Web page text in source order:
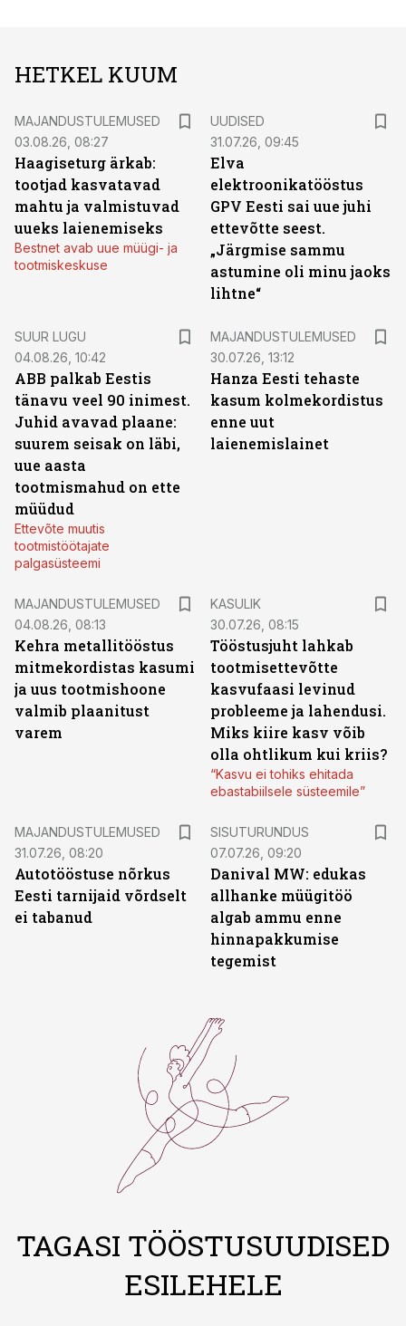
HETKEL KUUM
MAJANDUSTULEMUSED
03.08.26, 08:27
Haagiseturg ärkab:
tootjad kasvatavad
mahtu ja valmistuvad
uueks laienemiseks
Bestnet avab uue müügi- ja
tootmiskeskuse
UUDISED
31.07.26, 09:45
Elva
elektroonikatööstus
GPV Eesti sai uue juhi
ettevõtte seest.
„Järgmise sammu
astumine oli minu jaoks
lihtne“
SUUR LUGU
04.08.26, 10:42
ABB palkab Eestis
tänavu veel 90 inimest.
Juhid avavad plaane:
suurem seisak on läbi,
uue aasta
tootmismahud on ette
müüdud
Ettevõte muutis
tootmistöötajate
palgasüsteemi
MAJANDUSTULEMUSED
30.07.26, 13:12
Hanza Eesti tehaste
kasum kolmekordistus
enne uut
laienemislainet
MAJANDUSTULEMUSED
04.08.26, 08:13
Kehra metallitööstus
mitmekordistas kasumi
ja uus tootmishoone
valmib plaanitust
varem
KASULIK
30.07.26, 08:15
Tööstusjuht lahkab
tootmisettevõtte
kasvufaasi levinud
probleeme ja lahendusi.
Miks kiire kasv võib
olla ohtlikum kui kriis?
“Kasvu ei tohiks ehitada
ebastabiilsele süsteemile”
MAJANDUSTULEMUSED
31.07.26, 08:20
Autotööstuse nõrkus
Eesti tarnijaid võrdselt
ei tabanud
SISUTURUNDUS
07.07.26, 09:20
Danival MW: edukas
allhanke müügitöö
algab ammu enne
hinnapakkumise
tegemist
TAGASI TÖÖSTUSUUDISED
ESILEHELE